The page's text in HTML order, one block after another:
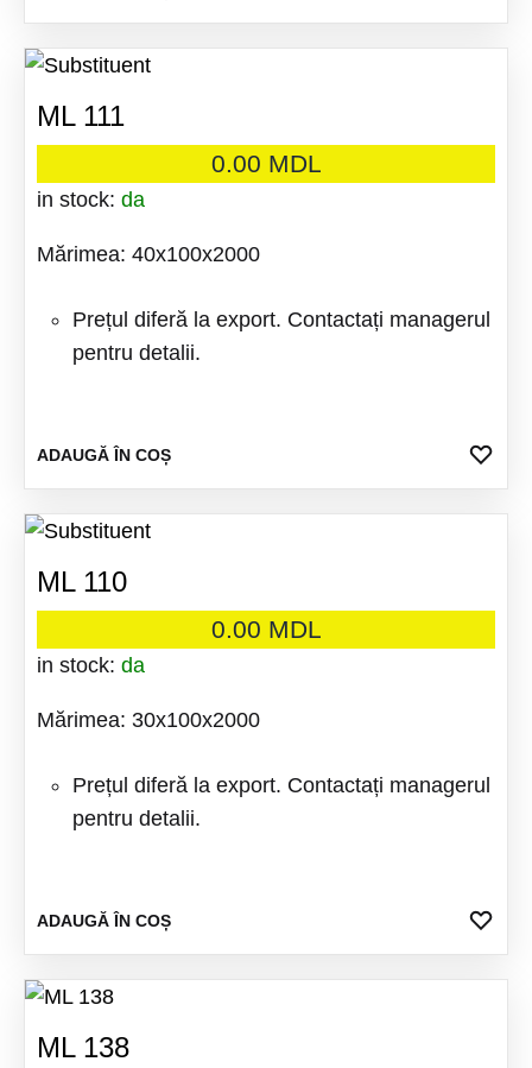
ML 111
0.00 MDL
in stock: da
Mărimea: 40x100x2000
Prețul diferă la export. Contactați managerul
pentru detalii.
ADAUGĂ ÎN COȘ
ML 110
0.00 MDL
in stock: da
Mărimea: 30x100x2000
Prețul diferă la export. Contactați managerul
pentru detalii.
ADAUGĂ ÎN COȘ
ML 138